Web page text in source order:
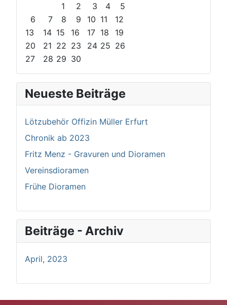
1
2 3 4
5
6
7 8 9 10 11
12
13
14 15 16 17 18
19
20
21 22 23 24 25 26
27
28 29 30
Neueste Beiträge
Lötzubehör Offizin Müller Erfurt
Chronik ab 2023
Fritz Menz - Gravuren und Dioramen
Vereinsdioramen
Frühe Dioramen
Beiträge - Archiv
April, 2023